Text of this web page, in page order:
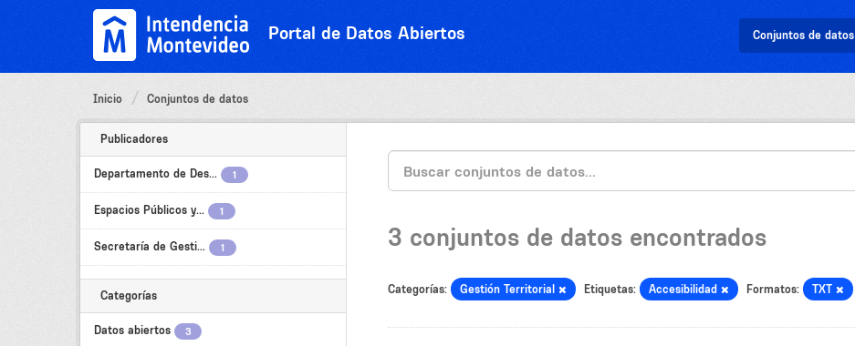
Portal de Datos Abiertos Conjuntos de datos
Inicio Conjuntos de datos
Publicadores
Departamento de Des... 1
Espacios Públicos y... 1
Secretaría de Gesti... 1
Categorías
Datos abiertos 3
3 conjuntos de datos encontrados
Categorías: Gestión Territorial Etiquetas: Accesibilidad Formatos: TXT